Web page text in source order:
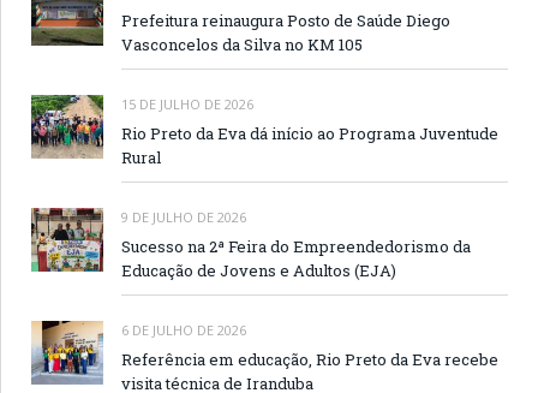
Prefeitura reinaugura Posto de Saúde Diego
Vasconcelos da Silva no KM 105
15 DE JULHO DE 2026
Rio Preto da Eva dá início ao Programa Juventude
Rural
9 DE JULHO DE 2026
Sucesso na 2ª Feira do Empreendedorismo da
Educação de Jovens e Adultos (EJA)
6 DE JULHO DE 2026
Referência em educação, Rio Preto da Eva recebe
visita técnica de Iranduba